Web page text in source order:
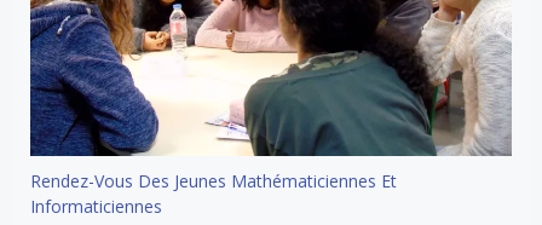
Rendez-Vous Des Jeunes Mathématiciennes Et
Informaticiennes